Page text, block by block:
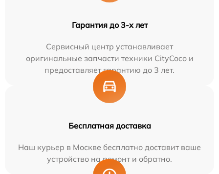
Гарантия до 3-х лет
Сервисный центр устанавливает
оригинальные запчасти техники CityCoco и
предоставляет гарантию до 3 лет.
Бесплатная доставка
Наш курьер в Москве бесплатно доставит ваше
устройство на ремонт и обратно.